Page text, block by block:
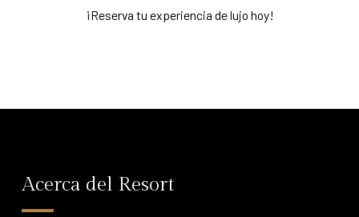
¡Reserva tu experiencia de lujo hoy!
Acerca del Resort